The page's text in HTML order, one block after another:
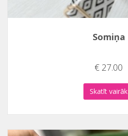
Somiņa
€ 27.00
Skatīt vairāk